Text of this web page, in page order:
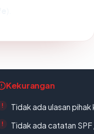
Kekurangan
Tidak ada ulasan
Tidak ada catatan SPF